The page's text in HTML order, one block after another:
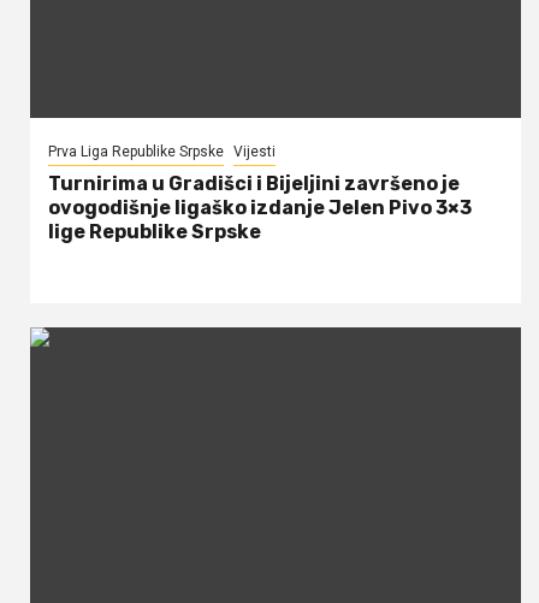
Prva Liga Republike Srpske Vijesti
Turnirima u Gradišci i Bijeljini završeno je
ovogodišnje ligaško izdanje Jelen Pivo 3×3
lige Republike Srpske